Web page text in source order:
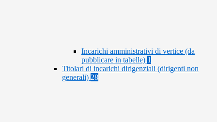
Incarichi amministrativi di vertice (da
pubblicare in tabelle) 1
Titolari di incarichi dirigenziali (dirigenti non
generali) 28